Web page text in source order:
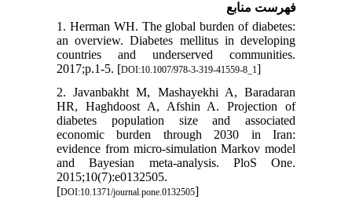
فهرست منابع
1. Herman WH. The global burden of diabetes:
an overview. Diabetes mellitus in developing
countries and underserved communities.
2017;p.1-5. [DOI:10.1007/978-3-319-41559-8_1]
2. Javanbakht M, Mashayekhi A, Baradaran
HR, Haghdoost A, Afshin A. Projection of
diabetes population size and associated
economic burden through 2030 in Iran:
evidence from micro-simulation Markov model
and Bayesian meta-analysis. PloS One.
2015;10(7):e0132505.
[DOI:10.1371/journal.pone.0132505]